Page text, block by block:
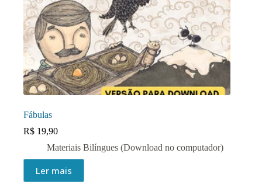
Fábulas
R$ 19,90
Materiais Bilíngues (Download no computador)
Ler mais